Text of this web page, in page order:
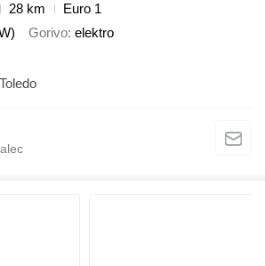
28 km
Euro 1
Gorivo elektro